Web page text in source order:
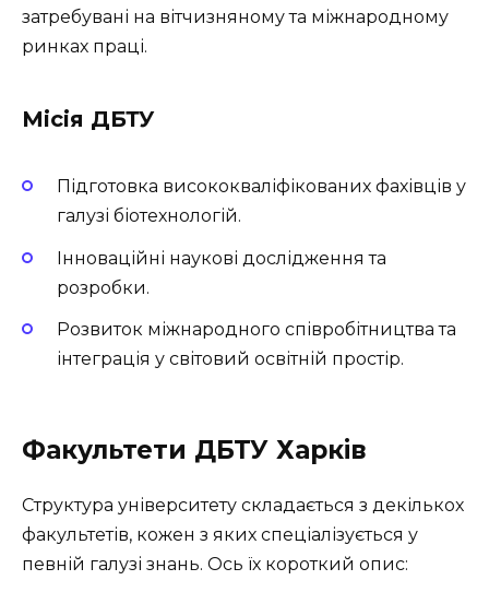
затребувані на вітчизняному та міжнародному
ринках праці.
Місія ДБТУ
Підготовка висококваліфікованих фахівців у
галузі біотехнологій.
Інноваційні наукові дослідження та
розробки.
Розвиток міжнародного співробітництва та
інтеграція у світовий освітній простір.
Факультети ДБТУ Харків
Структура університету складається з декількох
факультетів, кожен з яких спеціалізується у
певній галузі знань. Ось їх короткий опис: